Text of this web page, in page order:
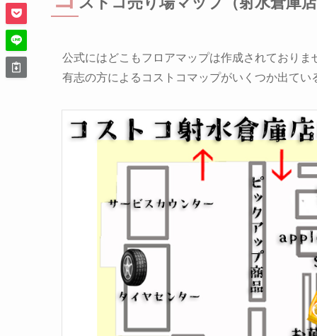
公式にはどこもフロアマップは作成されておりま
有志の方によるコストコマップがいくつか出て